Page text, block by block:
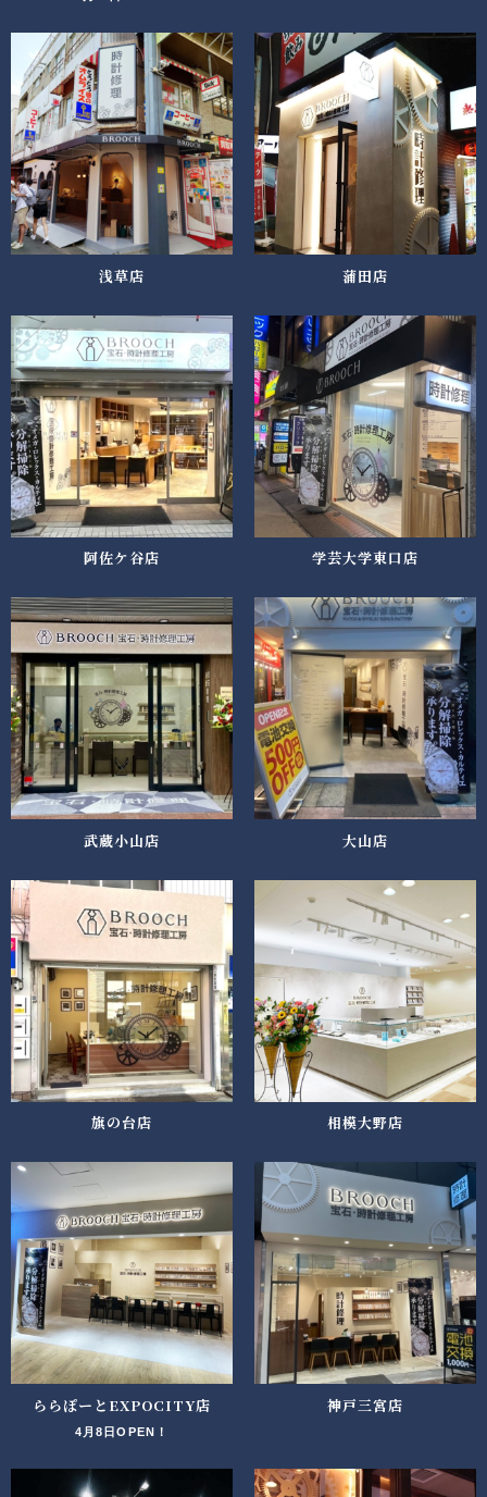
浅草店 蒲田店
阿佐ケ谷店 学芸大学東口店
武蔵小山店 大山店
旗の台店 相模大野店
ららぽーとEXPOCITY店
4月8日OPEN！
神戸三宮店